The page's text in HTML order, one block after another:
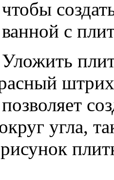
чтобы
ванной с
Уложить
угла,